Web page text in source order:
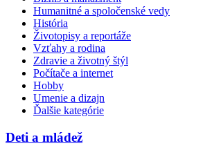
Humanitné a spoločenské vedy
História
Životopisy a reportáže
Vzťahy a rodina
Zdravie a životný štýl
Počítače a internet
Hobby
Umenie a dizajn
Ďalšie kategórie
Deti a mládež